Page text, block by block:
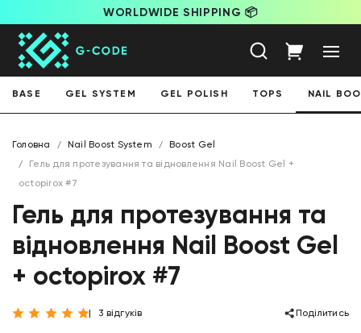
WORLDWIDE SHIPPING 📦
BASE GEL SYSTEM GEL POLISH TOPS NAIL
Головна Nail Boost System
Boost Gel
Гель для протезування та відновлення Nail Boost Gel +
octopirox #7
Гель для протезування та
відновлення Nail Boost Gel
+ octopirox #7
3 відгуків Поділитись